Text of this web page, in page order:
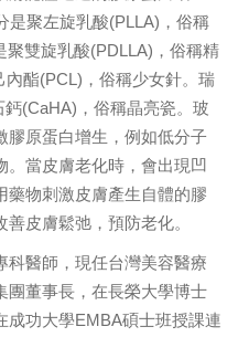
是聚左旋乳酸(PLLA)，俗稱
聚雙旋乳酸(PDLLA)，俗稱精
酯(PCL)，俗稱少女針。瑞
(CaHA)，俗稱晶亮瓷。玻
膠原蛋白增生，例如低分子
當皮膚老化時，會出現凹
藥物刺激皮膚產生自體的膠
皮膚鬆弛，預防老化。
科醫師，現任台灣美容醫療
團董事長，在長榮大學博士
成功大學EMBA碩士班授課連